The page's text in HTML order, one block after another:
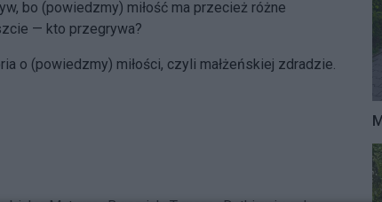
bo (powiedzmy) miłość ma przecież różne
— kto przegrywa?
o (powiedzmy) miłości, czyli małżeńskiej zdradzie.